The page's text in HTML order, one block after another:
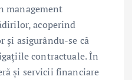
management
acoperind
asigurându-se că
contractuale. În
și servicii financiare